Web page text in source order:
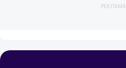
РЕКЛАМА